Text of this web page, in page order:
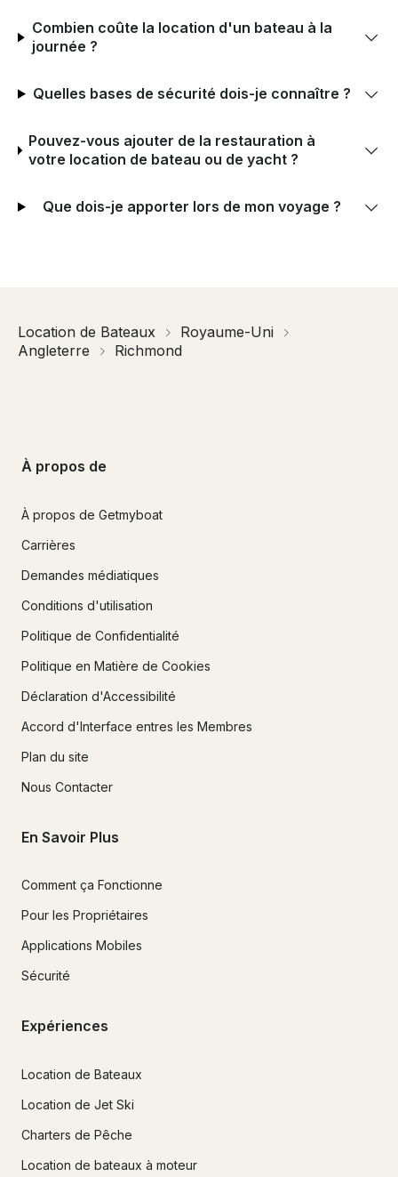
Combien coûte la location d'un bateau à la
journée ?
Quelles bases de sécurité dois-je connaître ?
Pouvez-vous ajouter de la restauration à
votre location de bateau ou de yacht ?
Que dois-je apporter lors de mon voyage ?
Location de Bateaux
Royaume-Uni
Angleterre
Richmond
À propos de
À propos de Getmyboat
Carrières
Demandes médiatiques
Conditions d'utilisation
Politique de Confidentialité
Politique en Matière de Cookies
Déclaration d'Accessibilité
Accord d'Interface entres les Membres
Plan du site
Nous Contacter
En Savoir Plus
Comment ça Fonctionne
Pour les Propriétaires
Applications Mobiles
Sécurité
Expériences
Location de Bateaux
Location de Jet Ski
Charters de Pêche
Location de bateaux à moteur